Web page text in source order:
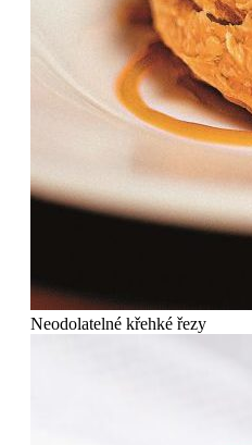
Neodolatelné křehké řezy